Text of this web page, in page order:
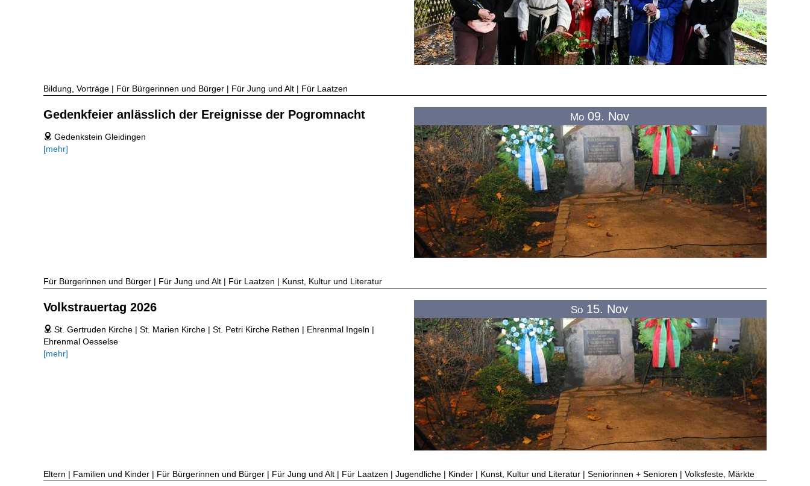
Bildung, Vorträge | Für Bürgerinnen und Bürger | Für Jung und Alt | Für Laatzen
Gedenkfeier anlässlich der Ereignisse der Pogromnacht
address Gedenkstein Gleidingen
[mehr]
Mo09. Nov
Für Bürgerinnen und Bürger | Für Jung und Alt | Für Laatzen | Kunst, Kultur und Literatur
Volkstrauertag 2026
address St. Gertruden Kirche | St. Marien Kirche | St. Petri Kirche Rethen | Ehrenmal Ingeln |
Ehrenmal Oesselse
[mehr]
So 15. Nov
Eltern | Familien und Kinder | Für Bürgerinnen und Bürger | Für Jung und Alt | Für Laatzen | Jugendliche | Kinder | Kunst, Kultur und Literatur | Seniorinnen + Senioren | Volksfeste, Märkte